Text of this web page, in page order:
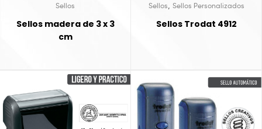
Sellos
Sellos madera de 3 x 3
cm
Sellos Sellos Personalizados
Sellos Trodat 4912